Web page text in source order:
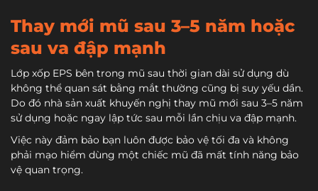
Thay mới mũ sau 3–5 năm hoặc
sau va đập mạnh
Lớp xốp EPS bên trong mũ sau thời gian dài sử dụng dù
không thể quan sát bằng mắt thường cũng bị suy yếu dần.
Do đó nhà sản xuất khuyến nghị thay mũ mới sau 3–5 năm
sử dụng hoặc ngay lập tức sau mỗi lần chịu va đập mạnh.
Việc này đảm bảo bạn luôn được bảo vệ tối đa và không
phải mạo hiểm dùng một chiếc mũ đã mất tính năng bảo
vệ quan trọng.